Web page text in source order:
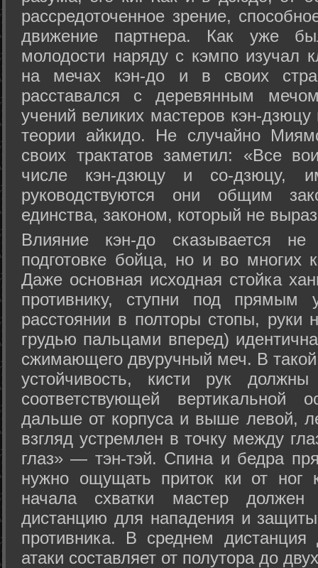
рассредоточенное зрение,
движение партнера. Как уже
молодости наряду с кэмпо изучал
на мечах кэн-до и в своих
расставался с деревянным
учений великих мастеров кэн-
теории айкидо. Не случайно
своих трактатов заметил: «Все
числе кэн-дзюцу и со-дзюцу,
руководствуются они общим
единства, законом, который не
Влияние кэн-до сказывается не
подготовке бойца, но и во многих
Даже основная исходная стойка
противнику, ступни под прямым
расстоянии в полторы стопы, руки
грудью пальцами вперед)
сжимающего двуручный меч. В
устойчивость, кисти рук
соответствующей
дальше от корпуса и выше левой,
взгляд устремлен в точку между
глаз» — тэн-тэй. Спина и бедра
нужно ощущать приток ки от
начала схватки мастер должен
дистанцию для нападения и
противника. В среднем
атаки составляет от полутора до